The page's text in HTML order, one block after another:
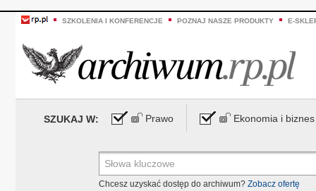
SZKOLENIA I KONFERENCJE POZNAJ NASZE PRODUKTY E-
SZUKAJ W: Prawo Ekonomia i biznes
Chcesz uzyskać dostęp do archiwum? Zobacz ofertę